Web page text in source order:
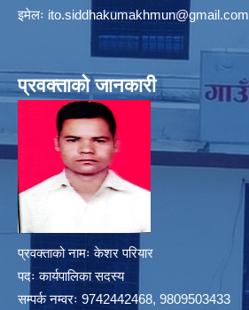
इमेलः ito.siddhakumakhmun@gmail.com
प्रवक्ताको जानकारी
प्रवक्ताको नामः केशर परियार
पदः कार्यपालिका सदस्य
सम्पर्क नम्वरः 9742442468, 9809503433